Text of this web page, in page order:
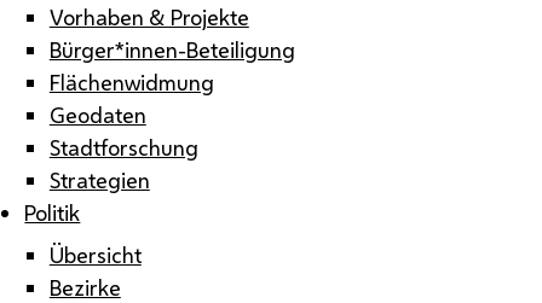
Vorhaben & Projekte
Bürger*innen-Beteiligung
Flächenwidmung
Geodaten
Stadtforschung
Strategien
Politik
Übersicht
Bezirke